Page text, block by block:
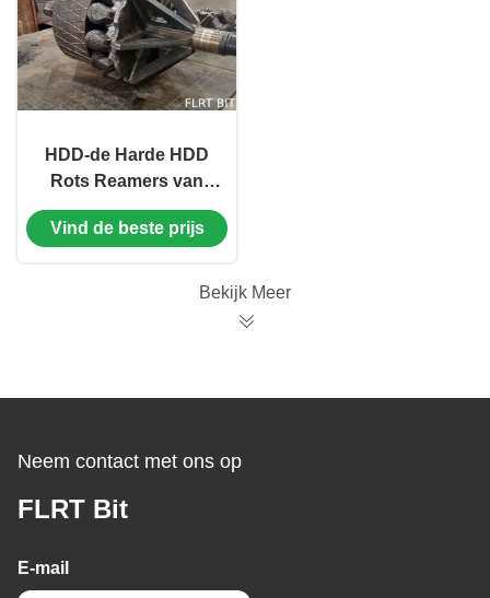
HDD-de Harde HDD
Rots Reamers van
Gatenopeners voor
Trenchless-het Beetje
Vind de beste prijs
Bekijk Meer
Neem contact met ons op
FLRT Bit
E-mail